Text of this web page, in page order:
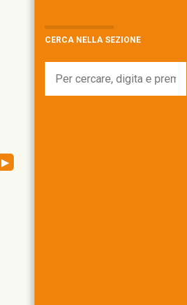
▸
CERCA NELLA SEZIONE